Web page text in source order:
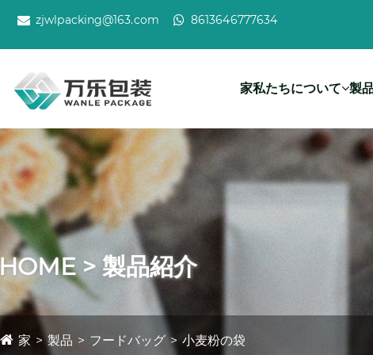
zjwlpacking@163.com 8613646777634
家私たちについて 製
> 製品紹介
家 製品 フードバッグ 小麦粉の袋